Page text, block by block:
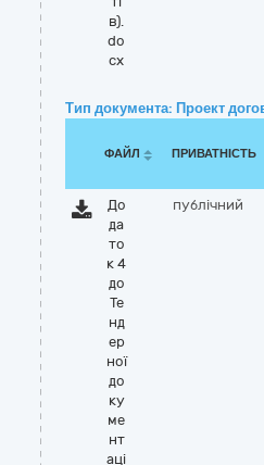
в).
do
cx
Тип документа: Проект
ФАЙЛ ПРИВАТНІСТЬ
До
да
то
к 4
до
Те
нд
ер
ної
до
ку
ме
нт
аці
публічний